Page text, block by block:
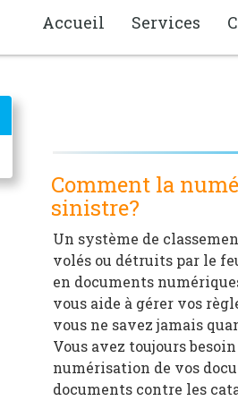
Accueil Services
Comment la
sinistre?
Un système de
volés ou détruits par le
en documents
vous aide à gérer vos
vous ne savez jamais
Vous avez toujours
numérisation de vos
documents contre les